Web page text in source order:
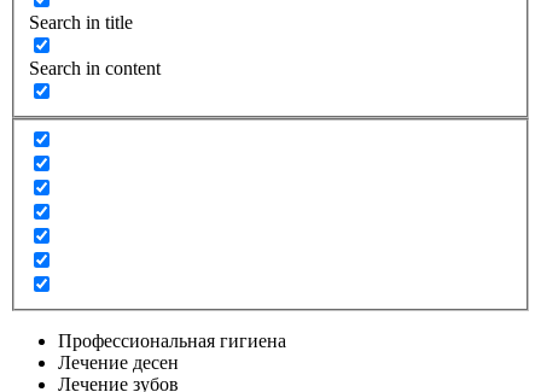
Search in title
Search in content
Профессиональная гигиена
Лечение десен
Лечение зубов